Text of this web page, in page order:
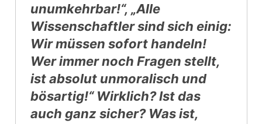
unumkehrbar!“, „Alle
Wissenschaftler sind sich einig:
Wir müssen sofort handeln!
Wer immer noch Fragen stellt,
ist absolut unmoralisch und
bösartig!“ Wirklich?Ist das
auch ganz sicher? Was ist,